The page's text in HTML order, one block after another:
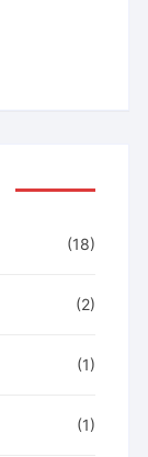
(18)
(2)
(1)
(1)